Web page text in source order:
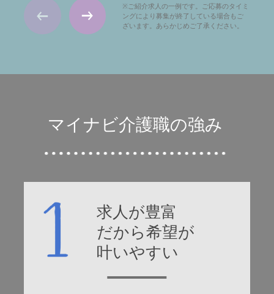
※ご紹介求人の一例です。ご応募のタイミ
ングにより募集が終了している場合もご
ざいます。あらかじめご了承ください。
マイナビ介護職の強み
求人が豊富
だから希望が
叶いやすい